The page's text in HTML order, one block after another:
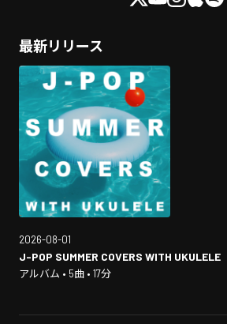
最新リリース
2026-08-01
J-POP SUMMER COVERS WITH UKULELE
アルバム • 5曲 • 17分